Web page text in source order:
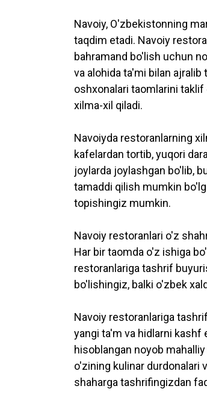
Navoiy, O'zbekistonning
taqdim etadi. Navoiy
bahramand bo'lish uchun
va alohida ta'mi bilan
oshxonalari taomlarini
xilma-xil qiladi.
Navoiyda restoranlarning
kafelardan tortib, yuqori
joylarda joylashgan bo'lib,
tamaddi qilish mumkin
topishingiz mumkin.
Navoiy restoranlari o'z
Har bir taomda o'z ishiga
restoranlariga tashrif
bo'lishingiz, balki o'zbek
Navoiy restoranlariga
yangi ta'm va hidlarni
hisoblangan noyob
o'zining kulinar durdonalari
shaharga tashrifingizdan